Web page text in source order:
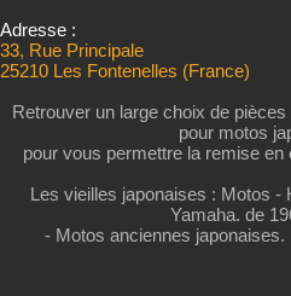
Adresse :
33, Rue Principale
25210 Les Fontenelles (France)
Retrouver un large choix de
pour motos
pour vous permettre la remise
Les vieilles japonaises : Motos -
Yamaha. de
- Motos anciennes